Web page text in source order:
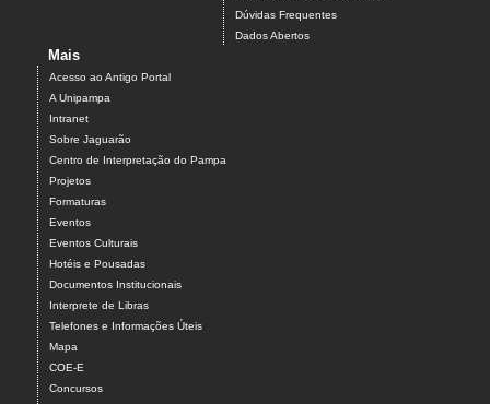
Dúvidas Frequentes
Dados Abertos
Mais
Acesso ao Antigo Portal
A Unipampa
Intranet
Sobre Jaguarão
Centro de Interpretação do Pampa
Projetos
Formaturas
Eventos
Eventos Culturais
Hotéis e Pousadas
Documentos Institucionais
Interprete de Libras
Telefones e Informações Úteis
Mapa
COE-E
Concursos